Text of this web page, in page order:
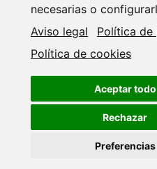
necesarias o
Aviso legal
Política de
Política de cookies
Aceptar todo
Rechazar
Preferencias
© Copyright 2026. Web
TRABAJA